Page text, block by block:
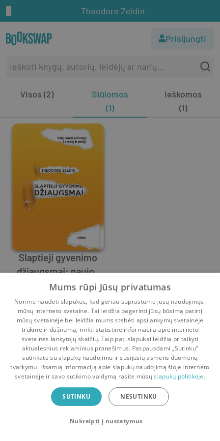
Theodore Zeldin
Prisijungti
Visos (2)
Siūlomos
(1)
Ieškomos
(1)
Slaptieji gyvenimo
džiaugsmai: naujos
galimybės prisiminti
praeitį ir įsivaizduoti
ateitį
Theodore Zeldin
Pradinis Krepšelis Pokalbiai Pranešimai Paskyra
Bookswap programėlė
Mainykis knygomis dar patogiau!
Uždaryti
Mums rūpi Jūsų privatumas
Norime naudoti slapukus, kad geriau suprastume jūsų naudojimąsi
mūsų interneto svetaine. Tai leidžia pagerinti jūsų būsimą patirtį
mūsų svetainėje bei leidžia mums stebėti apsilankymų svetainėje
trukmę ir dažnumą, rinkti statistinę informaciją apie interneto
svetainės lankytojų skaičių. Taip pat, slapukai leidžia pritaikyti
aktualesnius reklaminius pranešimus. Paspausdami „Sutinku“
sutinkate su slapukų naudojimu ir susijusių asmens duomenų
tvarkymu. Išsamią informaciją apie slapukų naudojimą šioje interneto
svetainėje ir savo sutikimo valdymą rasite mūsųslapukų politikoje.
SUTINKU NESUTINKU
Nukreipti į nustatymus